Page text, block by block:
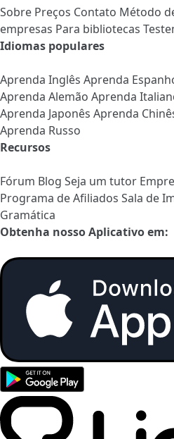
Sobre Preços Contato Método
empresas Para bibliotecas
Idiomas populares
Aprenda Inglês Aprenda
Aprenda Alemão Aprenda
Aprenda Japonês Aprenda
Aprenda Russo
Recursos
Fórum Blog Seja um tutor
Programa de Afiliados Sala de
Gramática
Obtenha nosso Aplicativo em: